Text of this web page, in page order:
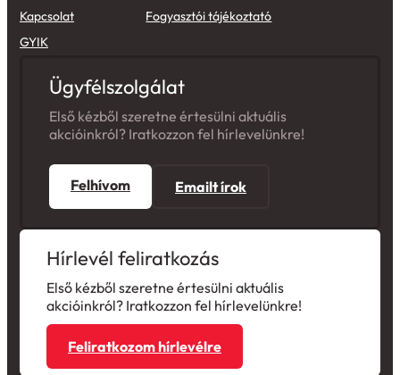
Kapcsolat
GYIK
Fogyasztói tájékoztató
Ügyfélszolgálat
Első kézből szeretne értesülni aktuális
akcióinkról? Iratkozzon fel hírlevelünkre!
Felhívom Emailt írok
Hírlevél feliratkozás
Első kézből szeretne értesülni aktuális
akcióinkról? Iratkozzon fel hírlevelünkre!
Feliratkozom hírlevélre